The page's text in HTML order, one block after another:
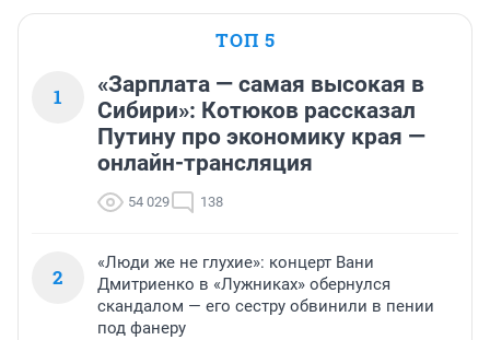
ТОП 5
1
«Зарплата — самая высокая в
Сибири»: Котюков рассказал
Путину про экономику края —
онлайн-трансляция
54 029 138
2
«Люди же не глухие»: концерт Вани
Дмитриенко в «Лужниках» обернулся
скандалом — его сестру обвинили в пении
под фанеру